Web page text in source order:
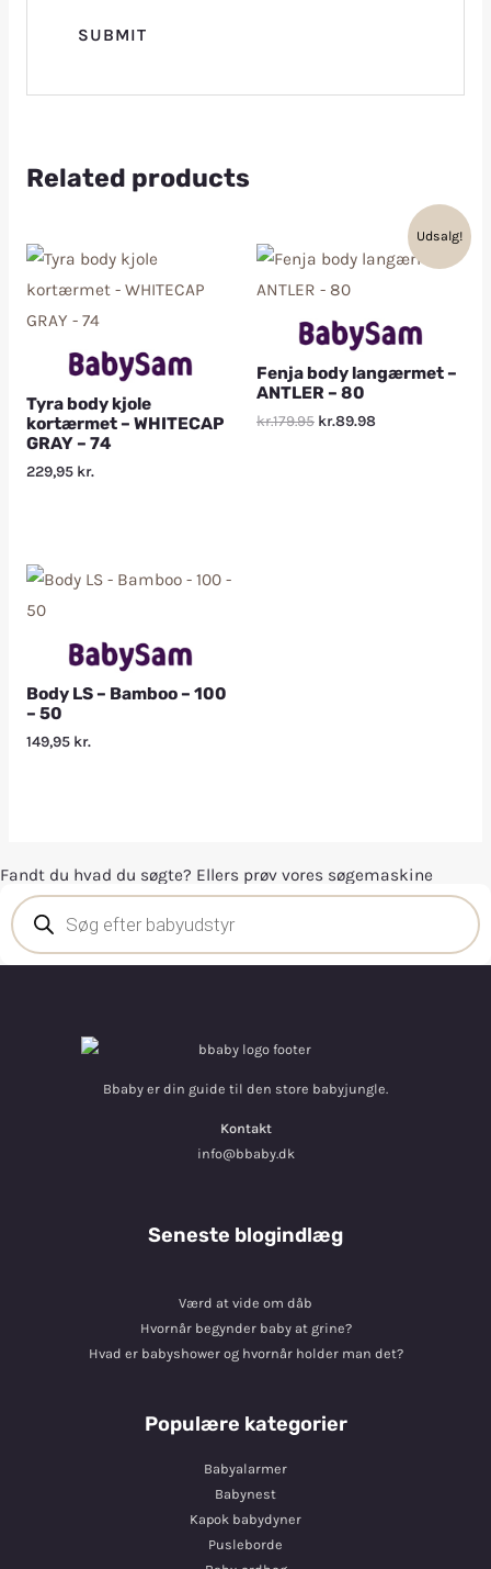
Related products
Tyra body kjole
kortærmet – WHITECAP
GRAY – 74
229,95 kr.
Udsalg!
Fenja body langærmet –
ANTLER – 80
kr.179.95 kr.89.98
Body LS – Bamboo – 100
– 50
149,95 kr.
Fandt du hvad du søgte? Ellers prøv vores søgemaskine
Bbaby er din guide til den store babyjungle.
Kontakt
info@bbaby.dk
Seneste blogindlæg
Værd at vide om dåb
Hvornår begynder baby at grine?
Hvad er babyshower og hvornår holder man det?
Populære kategorier
Babyalarmer
Babynest
Kapok babydyner
Pusleborde